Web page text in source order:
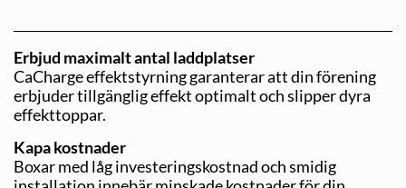
Erbjud maximalt antal laddplatser
CaCharge effektstyrning garanterar att din förening
erbjuder tillgänglig effekt optimalt och slipper dyra
effekttoppar.
Kapa kostnader
Boxar med låg investeringskostnad och smidig